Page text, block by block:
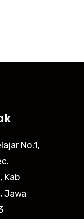
No.1,
Kab.
Jawa